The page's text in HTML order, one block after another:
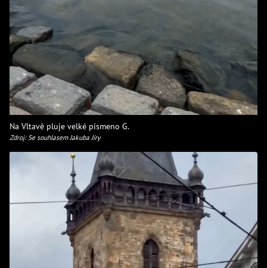
Na Vltavě pluje velké písmeno G.
Zdroj: Se souhlasem Jakuba Jíry